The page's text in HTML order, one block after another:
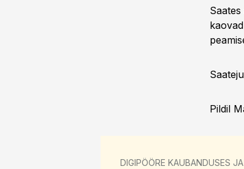
Pildil
DIGIPÖÖRE KAUBANDUSES